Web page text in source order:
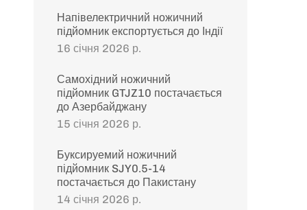
Напівелектричний ножичний
підйомник експортується до Індії
16 січня 2026 р.
Самохідний ножичний
підйомник GTJZ10 постачається
до Азербайджану
15 січня 2026 р.
Буксируемий ножичний
підйомник SJY0.5-14
постачається до Пакистану
14 січня 2026 р.